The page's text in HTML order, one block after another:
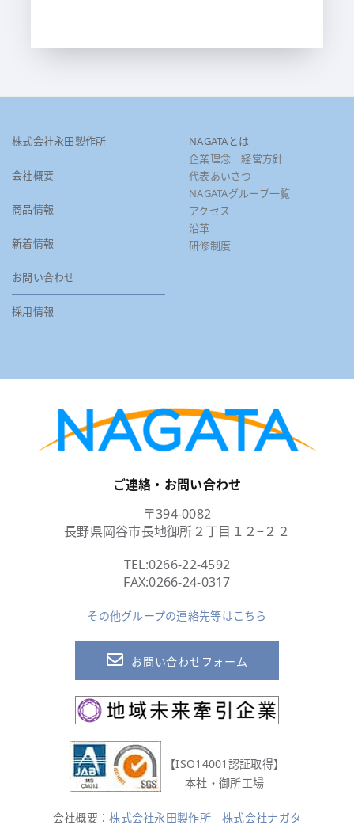
株式会社永田製作所
会社概要
商品情報
新着情報
お問い合わせ
採用情報
NAGATAとは
企業理念 経営方針
代表あいさつ
NAGATAグループ一覧
アクセス
沿革
研修制度
ご連絡・お問い合わせ
〒394-0082
長野県岡谷市長地御所２丁目１２−２２
TEL:0266-22-4592
FAX:0266-24-0317
その他グループの連絡先等はこちら
お問い合わせフォーム
【ISO14001認証取得】
本社・御所工場
会社概要：株式会社永田製作所 株式会社ナガタ